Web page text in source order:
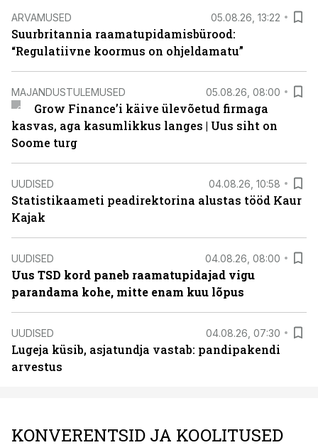
ARVAMUSED 05.08.26, 13:22
Suurbritannia raamatupidamisbürood:
“Regulatiivne koormus on ohjeldamatu”
MAJANDUSTULEMUSED 05.08.26, 08:00
Grow Finance’i käive ülevõetud firmaga
kasvas, aga kasumlikkus langes | Uus siht on
Soome turg
UUDISED 04.08.26, 10:58
Statistikaameti peadirektorina alustas tööd Kaur
Kajak
UUDISED 04.08.26, 08:00
Uus TSD kord paneb raamatupidajad vigu
parandama kohe, mitte enam kuu lõpus
UUDISED 04.08.26, 07:30
Lugeja küsib, asjatundja vastab: pandipakendi
arvestus
KONVERENTSID JA KOOLITUSED